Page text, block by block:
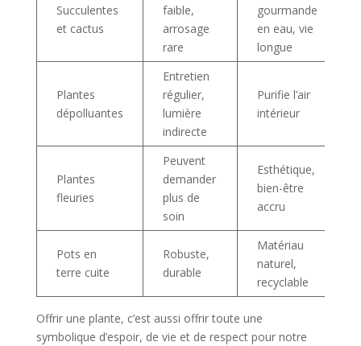
Succulentes
et cactus
faible,
arrosage
rare
gourmande
en eau, vie
longue
Plantes
dépolluantes
Entretien
régulier,
lumière
indirecte
Purifie l’air
intérieur
Plantes
fleuries
Peuvent
demander
plus de
soin
Esthétique,
bien-être
accru
Pots en
terre cuite
Robuste,
durable
Matériau
naturel,
recyclable
Offrir une plante, c’est aussi offrir toute une
symbolique d’espoir, de vie et de respect pour notre